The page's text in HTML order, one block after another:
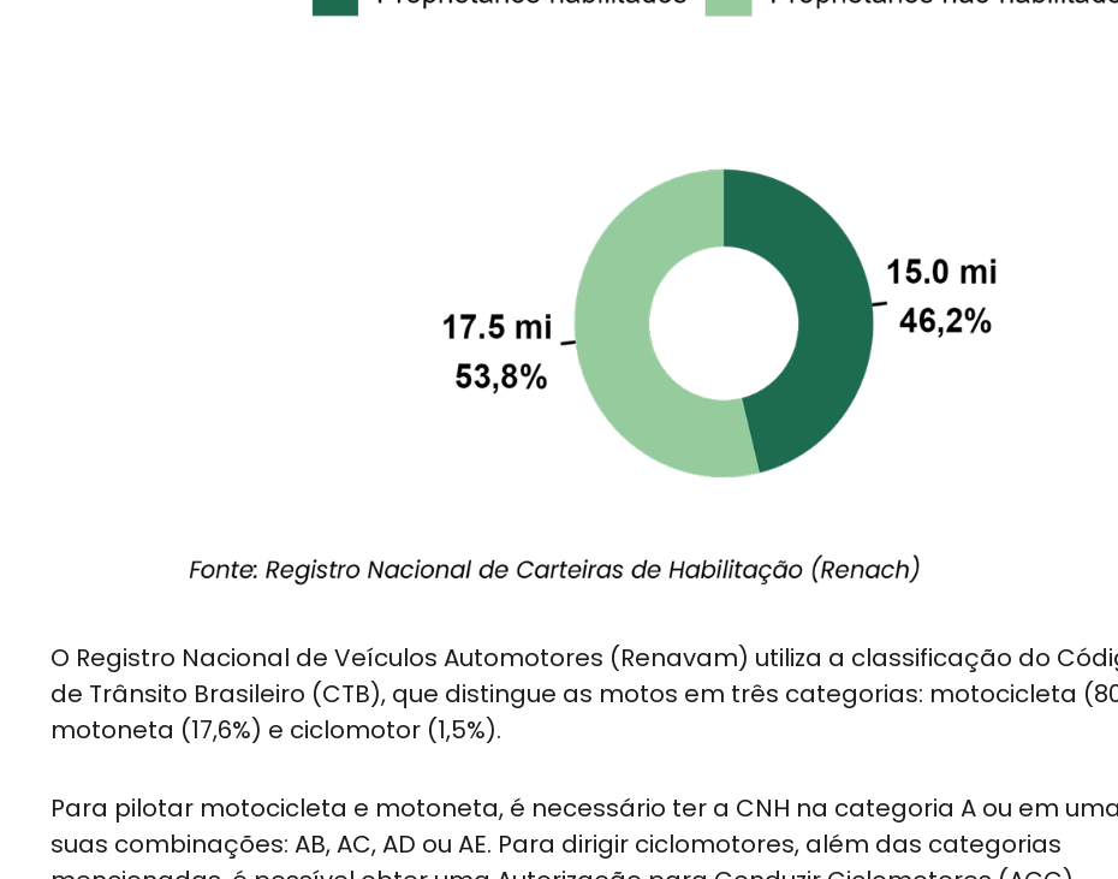
O Registro Nacional de Veículos Automotores (Renavam) utiliza a classificação do
de Trânsito Brasileiro (CTB), que distingue as motos em três categorias: motocicleta
motoneta (17,6%) e ciclomotor (1,5%).
Para pilotar motocicleta e motoneta, é necessário ter a CNH na categoria A ou em
suas combinações: AB, AC, AD ou AE. Para dirigir ciclomotores, além das categorias